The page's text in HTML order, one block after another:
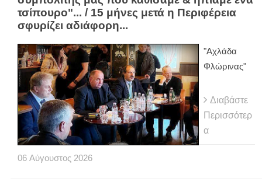
τσίπουρο"... / 15 μήνες μετά η Περιφέρεια
σφυρίζει αδιάφορη...
"Αχλάδα
Φλώρινας"
Διαβάστε
Περισσότερ
α
06 Αύγουστος 2026